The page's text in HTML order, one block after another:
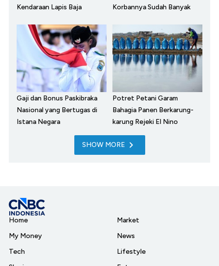
Kendaraan Lapis Baja
Korbannya Sudah Banyak
Gaji dan Bonus Paskibraka
Nasional yang Bertugas di
Istana Negara
Potret Petani Garam
Bahagia Panen Berkarung-
karung Rejeki El Nino
SHOW MORE
Home
My Money
Tech
Market
News
Lifestyle